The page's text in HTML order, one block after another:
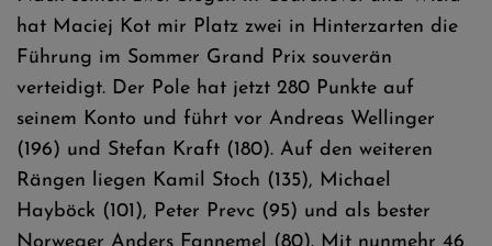
hat Maciej Kot mir Platz zwei in Hinterzarten die
Führung im Sommer Grand Prix souverän
verteidigt. Der Pole hat jetzt 280 Punkte auf
seinem Konto und führt vor Andreas Wellinger
(196) und Stefan Kraft (180). Auf den weiteren
Rängen liegen Kamil Stoch (135), Michael
Hayböck (101), Peter Prevc (95) und als bester